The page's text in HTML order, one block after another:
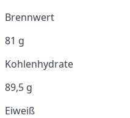
Brennwert
81 g
Kohlenhydrate
89,5 g
Eiweiß